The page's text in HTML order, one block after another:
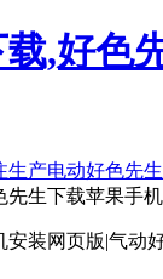
,好色
生下载苹果手机
装网页版|气动